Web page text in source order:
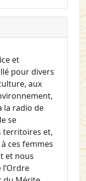
et
pour divers
aux
la radio de
se
territoires et,
ces femmes
et nous